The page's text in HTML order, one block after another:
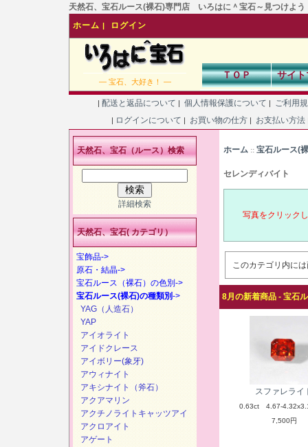
天然石、宝石ルース(裸石)専門店 いろはに＾宝石～見つけよ
ホーム | ログイン
― 宝石、大好き！ ―
ＴＯＰ サイ
| 配送と返品について | 個人情報保護について | ご利用
| ログインについて | お買い物の仕方 | お支払い方法
ホーム :: 宝石ルース(
セレンディバイト
写真をクリック
このカテゴリ内に
8月の新着商品 - 宝石
スファレライ
0.63ct 4.67-
7,500円
天然石、宝石（ルース）検索
詳細検索
天然石、宝石( カテゴリ）
宝飾品->
原石・結晶->
宝石ルース（裸石）の色別->
宝石ルース(裸石)の種類別->
YAG（人造石）
YAP
アイオライト
アイドクレース
アイボリー(象牙)
アウィナイト
アキシナイト（斧石）
アクアマリン
アクチノライトキャッツアイ
アクロアイト
アゲート